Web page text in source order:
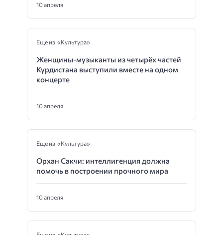
10 апреля
Еще из «Культура»
Женщины-музыканты из четырёх частей
Курдистана выступили вместе на одном
концерте
10 апреля
Еще из «Культура»
Орхан Сакчи: интеллигенция должна
помочь в построении прочного мира
10 апреля